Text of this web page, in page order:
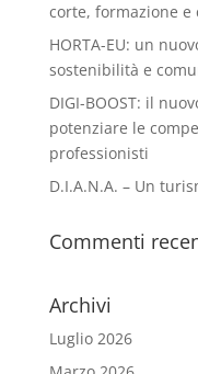
corte, formazione e
HORTA-EU: un
sostenibilità e
DIGI-BOOST: il
potenziare le
professionisti
D.I.A.N.A. – Un
Commenti
Archivi
Luglio 2026